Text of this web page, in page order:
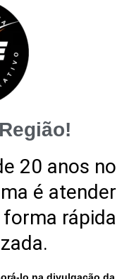
20 anos no
é atender
rápida